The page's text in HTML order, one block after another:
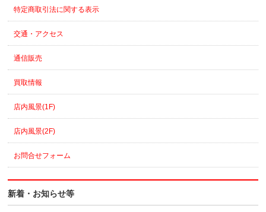
特定商取引法に関する表示
交通・アクセス
通信販売
買取情報
店内風景(1F)
店内風景(2F)
お問合せフォーム
新着・お知らせ等